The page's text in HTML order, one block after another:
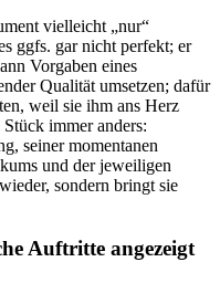
vielleicht „nur“
ggfs. gar nicht perfekt; er
Vorgaben eines
Qualität umsetzen; dafür
weil sie ihm ans Herz
immer anders:
seiner momentanen
und der jeweiligen
sondern bringt sie
Auftritte angezeigt